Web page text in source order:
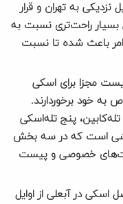
به تهران و قرار
بسیار راحت‌تری نسبت به
باعث شده تا نسبت
مجزا برای اسکی
خود برخوردارند.
پنج تله‌اسکی
است که در سه بخش
خصوصی و پیست
اسکی در آبعلی از اوایل